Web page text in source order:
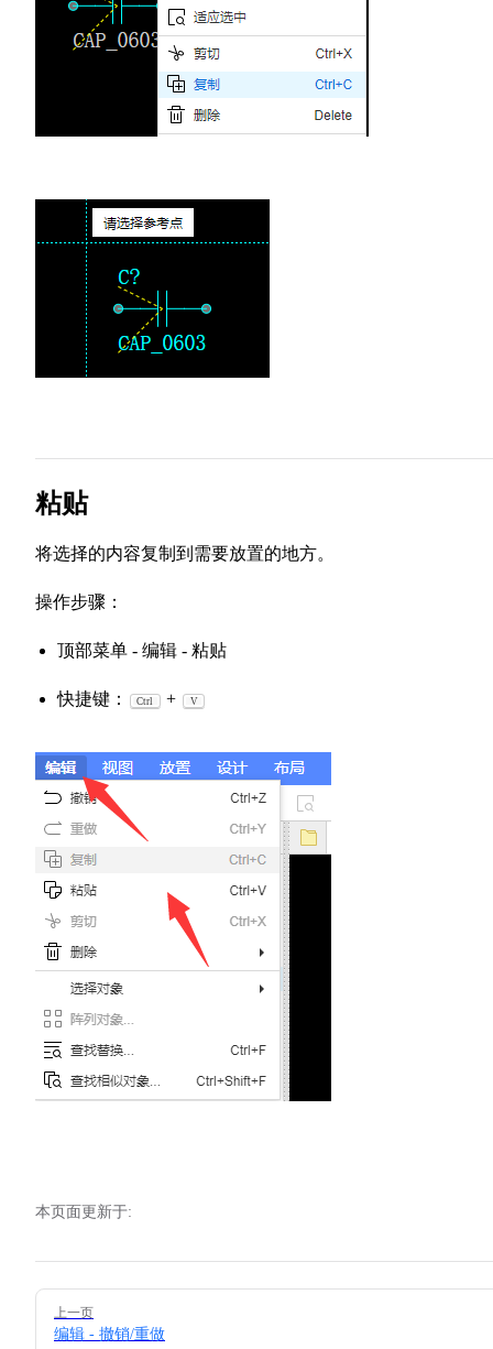
粘贴
将选择的内容复制到需要放置的地方。
操作步骤：
顶部菜单 - 编辑 - 粘贴
快捷键： Ctrl + V
本页面更新于:
Pager
上一页
编辑 - 撤销/重做